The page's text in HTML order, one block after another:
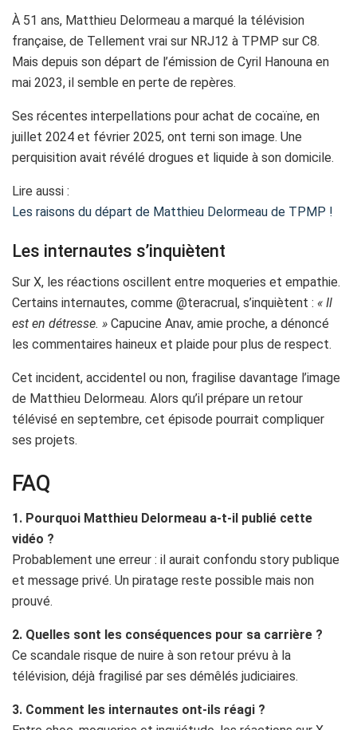
À 51 ans, Matthieu Delormeau a marqué la télévision
française, de Tellement vrai sur NRJ12 à TPMP sur C8.
Mais depuis son départ de l’émission de Cyril Hanouna en
mai 2023, il semble en perte de repères.
Ses récentes interpellations pour achat de cocaïne, en
juillet 2024 et février 2025, ont terni son image. Une
perquisition avait révélé drogues et liquide à son domicile.
Lire aussi :
Les raisons du départ de Matthieu Delormeau de TPMP !
Les internautes s’inquiètent
Sur X, les réactions oscillent entre moqueries et empathie.
Certains internautes, comme @teracrual, s’inquiètent : « Il
est en détresse. » Capucine Anav, amie proche, a dénoncé
les commentaires haineux et plaide pour plus de respect.
Cet incident, accidentel ou non, fragilise davantage l’image
de Matthieu Delormeau. Alors qu’il prépare un retour
télévisé en septembre, cet épisode pourrait compliquer
ses projets.
FAQ
1. Pourquoi Matthieu Delormeau a-t-il publié cette
vidéo ?
Probablement une erreur : il aurait confondu story publique
et message privé. Un piratage reste possible mais non
prouvé.
2. Quelles sont les conséquences pour sa carrière ?
Ce scandale risque de nuire à son retour prévu à la
télévision, déjà fragilisé par ses démêlés judiciaires.
3. Comment les internautes ont-ils réagi ?